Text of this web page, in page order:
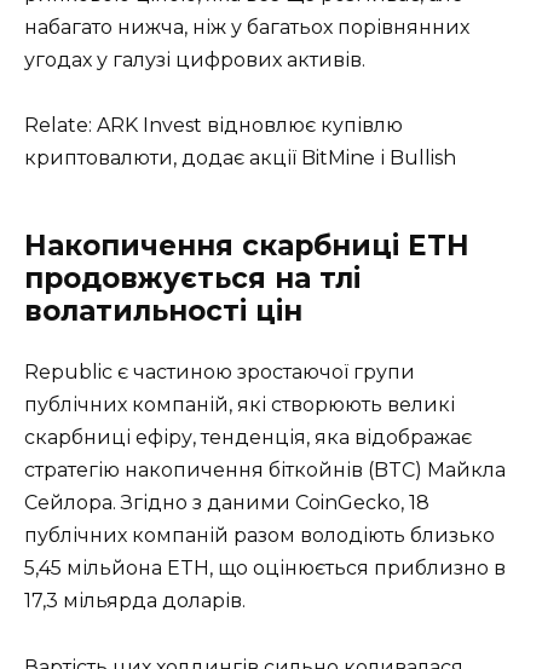
набагато нижча, ніж у багатьох порівнянних
угодах у галузі цифрових активів.
Relate: ARK Invest відновлює купівлю
криптовалюти, додає акції BitMine і Bullish
Накопичення скарбниці ETH
продовжується на тлі
волатильності цін
Republic є частиною зростаючої групи
публічних компаній, які створюють великі
скарбниці ефіру, тенденція, яка відображає
стратегію накопичення біткойнів (BTC) Майкла
Сейлора. Згідно з даними CoinGecko, 18
публічних компаній разом володіють близько
5,45 мільйона ETH, що оцінюється приблизно в
17,3 мільярда доларів.